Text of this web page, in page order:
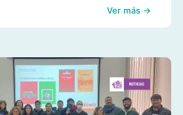
Ver más →